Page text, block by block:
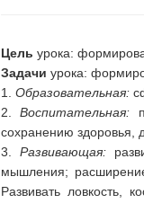
Цель урока:
Задачи урока:
1.
Образовательная:
2.Воспитательная:
сохранению здоровья,
3. Развивающая:
мышления;
Развивать ловкость,